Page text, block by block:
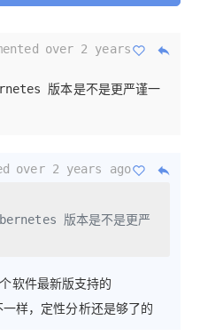
over 2 years
版本是不是更严谨一
over 2 years ago
版本是不是更严
软件最新版支持的
样，定性分析还是够了的